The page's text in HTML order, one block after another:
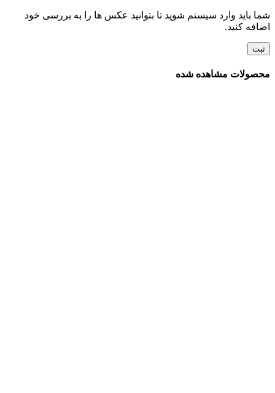
شما باید وارد سیستم شوید تا بتوانید عکس ها را به بررسی خود
اضافه کنید.
محصولات مشاهده شده